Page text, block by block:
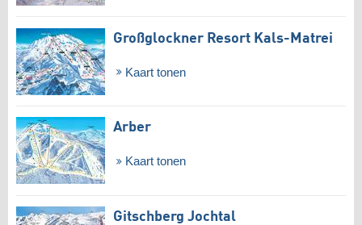
Großglockner Resort Kals-Matrei
Kaart tonen
Arber
Kaart tonen
Gitschberg Jochtal